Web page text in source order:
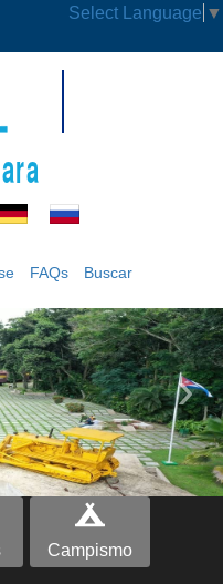
Select Language ▼
FAQs Buscar
›
Campismo